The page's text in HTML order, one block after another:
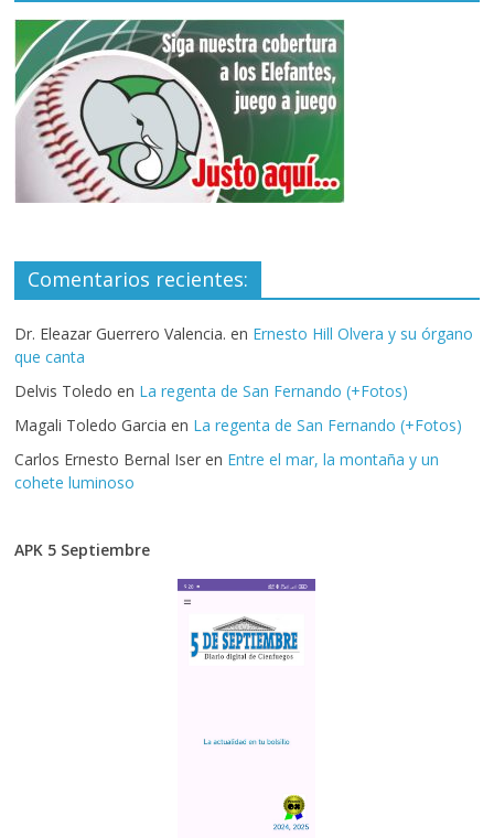
Comentarios recientes:
Dr. Eleazar Guerrero Valencia. en Ernesto Hill Olvera y su órgano
que canta
Delvis Toledo en La regenta de San Fernando (+Fotos)
Magali Toledo Garcia en La regenta de San Fernando (+Fotos)
Carlos Ernesto Bernal Iser en Entre el mar, la montaña y un
cohete luminoso
APK 5 Septiembre